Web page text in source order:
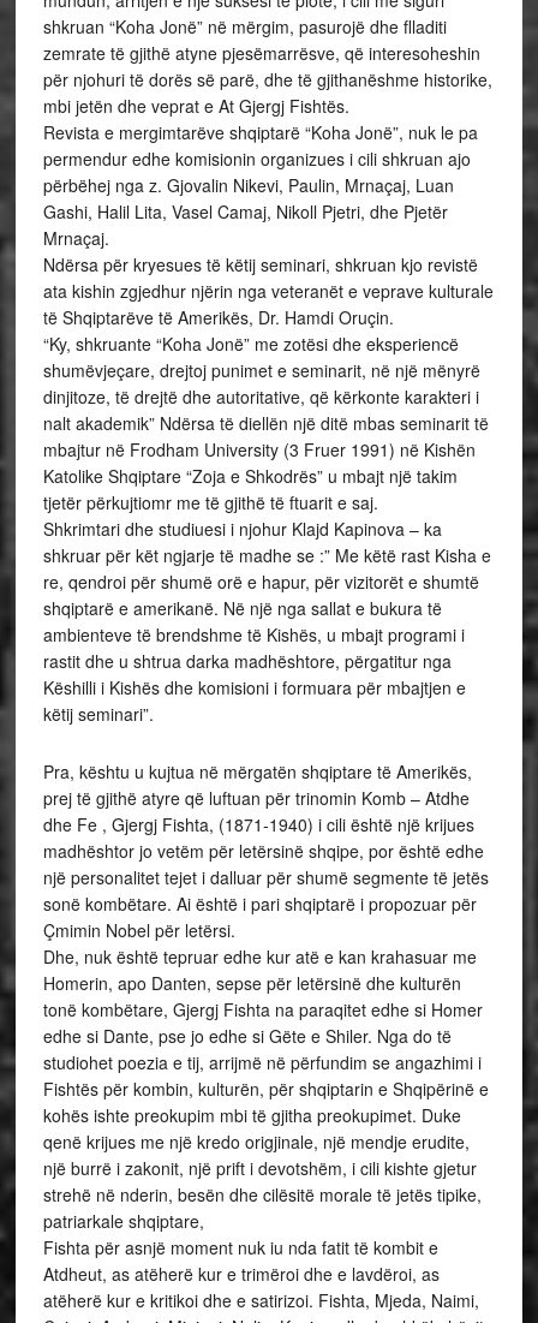
shkruan “Koha Jonë” në mërgim, pasurojë dhe flladiti
zemrate të gjithë atyne pjesëmarrësve, që interesoheshin
për njohuri të dorës së parë, dhe të gjithanëshme historike,
mbi jetën dhe veprat e At Gjergj Fishtës.
Revista e mergimtarëve shqiptarë “Koha Jonë”, nuk le pa
permendur edhe komisionin organizues i cili shkruan ajo
përbëhej nga z. Gjovalin Nikevi, Paulin, Mrnaçaj, Luan
Gashi, Halil Lita, Vasel Camaj, Nikoll Pjetri, dhe Pjetër
Mrnaçaj.
Ndërsa për kryesues të këtij seminari, shkruan kjo revistë
ata kishin zgjedhur njërin nga veteranët e veprave kulturale
të Shqiptarëve të Amerikës, Dr. Hamdi Oruçin.
“Ky, shkruante “Koha Jonë” me zotësi dhe eksperiencë
shumëvjeçare, drejtoj punimet e seminarit, në një mënyrë
dinjitoze, të drejtë dhe autoritative, që kërkonte karakteri i
nalt akademik” Ndërsa të diellën një ditë mbas seminarit të
mbajtur në Frodham University (3 Fruer 1991) në Kishën
Katolike Shqiptare “Zoja e Shkodrës” u mbajt një takim
tjetër përkujtiomr me të gjithë të ftuarit e saj.
Shkrimtari dhe studiuesi i njohur Klajd Kapinova – ka
shkruar për kët ngjarje të madhe se :” Me këtë rast Kisha e
re, qendroi për shumë orë e hapur, për vizitorët e shumtë
shqiptarë e amerikanë. Në një nga sallat e bukura të
ambienteve të brendshme të Kishës, u mbajt programi i
rastit dhe u shtrua darka madhështore, përgatitur nga
Këshilli i Kishës dhe komisioni i formuara për mbajtjen e
këtij seminari”.
Pra, kështu u kujtua në mërgatën shqiptare të Amerikës,
prej të gjithë atyre që luftuan për trinomin Komb – Atdhe
dhe Fe , Gjergj Fishta, (1871-1940) i cili është një krijues
madhështor jo vetëm për letërsinë shqipe, por është edhe
një personalitet tejet i dalluar për shumë segmente të jetës
sonë kombëtare. Ai është i pari shqiptarë i propozuar për
Çmimin Nobel për letërsi.
Dhe, nuk është tepruar edhe kur atë e kan krahasuar me
Homerin, apo Danten, sepse për letërsinë dhe kulturën
tonë kombëtare, Gjergj Fishta na paraqitet edhe si Homer
edhe si Dante, pse jo edhe si Gëte e Shiler. Nga do të
studiohet poezia e tij, arrijmë në përfundim se angazhimi i
Fishtës për kombin, kulturën, për shqiptarin e Shqipërinë e
kohës ishte preokupim mbi të gjitha preokupimet. Duke
qenë krijues me një kredo origjinale, një mendje erudite,
një burrë i zakonit, një prift i devotshëm, i cili kishte gjetur
strehë në nderin, besën dhe cilësitë morale të jetës tipike,
patriarkale shqiptare,
Fishta për asnjë moment nuk iu nda fatit të kombit e
Atdheut, as atëherë kur e trimëroi dhe e lavdëroi, as
atëherë kur e kritikoi dhe e satirizoi. Fishta, Mjeda, Naimi,